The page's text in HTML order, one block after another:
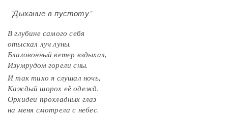
"Дыхание в пустоту"
В глубине самого себя
отыскал луч луны.
Благовонный ветер вздыхал,
Изумрудом горели сны.
И так тихо я слушал ночь,
Каждый шорох её одежд.
Орхидеи прохладных глаз
на меня смотрела с небес.